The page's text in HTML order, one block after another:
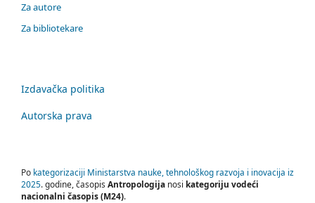
Za autore
Za bibliotekare
Izdavačka politika
Autorska prava
Po kategorizaciji Ministarstva nauke, tehnološkog razvoja i inovacija iz
2025. godine, časopis Antropologija nosi kategoriju vodeći
nacionalni časopis (M24).